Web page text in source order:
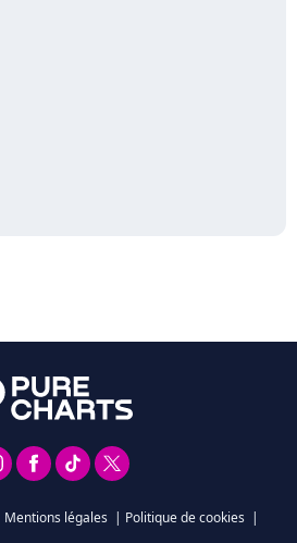
Mentions légales | Politique de cookies |